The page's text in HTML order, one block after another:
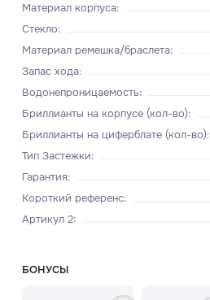
Материал корпуса:
Стекло:
Материал ремешка/браслета:
Запас хода:
Водонепроницаемость:
Бриллианты на корпусе (кол-во):
Бриллианты на циферблате (кол-во):
Тип Застежки:
Гарантия:
Короткий референс:
Артикул 2:
БОНУСЫ